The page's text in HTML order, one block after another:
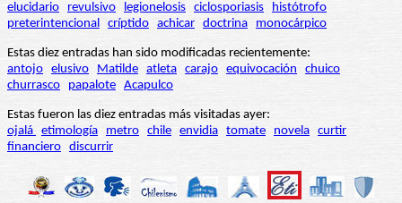
elucidario
revulsivo legionelosis ciclosporiasis
histótrofo
preterintencional críptido achicar doctrina monocárpico
Estas diez entradas han sido modificadas recientemente:
antojo elusivo Matilde atleta carajo equivocación
chuico
churrasco
papalote Acapulco
Estas fueron las diez entradas más visitadas ayer:
ojalá etimología metro chile envidia tomate novela curtir
financiero discurrir